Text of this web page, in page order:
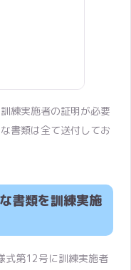
練実施者の証明が必要
書類は全て送付してお
書類を訓練実施
式第12号に訓練実施者